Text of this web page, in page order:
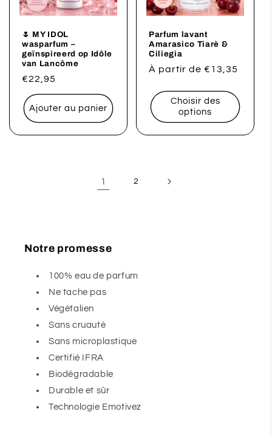
🌷 MY IDOL
wasparfum –
geïnspireerd op Idôle
van Lancôme
Prix
habituel
€22,95
Ajouter au panier
Parfum lavant
Amarasico Tiarè &
Ciliegia
Prix
À partir de €13,35
Choisir des
options
1 2
Notre promesse
100% eau de parfum
Ne tache pas
Végétalien
Sans cruauté
Sans microplastique
Certifié IFRA
Biodégradable
Durable et sûr
Technologie Emotivez